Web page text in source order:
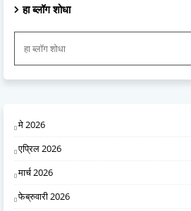
हा ब्लॉग शोधा
मे 2026
एप्रिल 2026
मार्च 2026
फेब्रुवारी 2026